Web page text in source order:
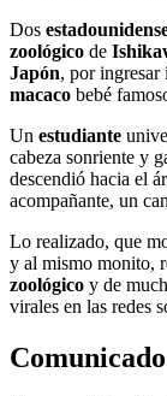
Dos
zoológico de
Japón, por
macaco bebé
Un estudiante
cabeza sonriente y
descendió hacia el
acompañante, un
Lo realizado, que
y al mismo monito,
zoológico y de
virales en las redes
Comunicado